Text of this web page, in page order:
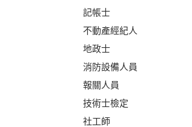
記帳士
不動產經紀人
地政士
消防設備人員
報關人員
技術士檢定
社工師